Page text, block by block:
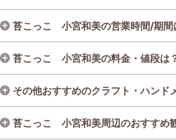
苔こっこ 小宮和美の営業時間/期間
苔こっこ 小宮和美の料金・値段は
その他おすすめのクラフト・ハンド
苔こっこ 小宮和美周辺のおすすめ